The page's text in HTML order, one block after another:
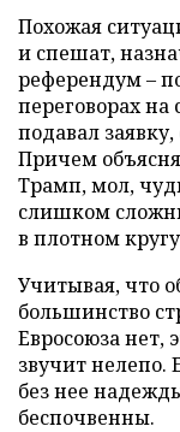
Похожая
и спешат,
референдум –
переговорах на
подавал
Причем
Трамп, мол,
слишком
в плотном
Учитывая, что
большинство
Евросоюза нет,
звучит нелепо.
без нее
беспочвенны.